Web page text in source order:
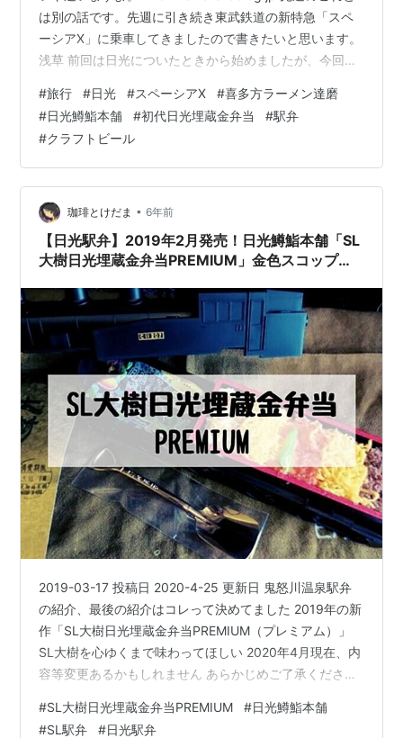
は別の話です。先週に引き続き東武鉄道の新特急「スペ
ーシアX」に乗車してきましたので書きたいと思います。
浅草 前回は日光についたときから始めましたが、今回は
してるから。 7:50に浅草駅から乗車。 先週はスタンダー
ドシートでしたが今回はプレミアムシートです。 スタン
ダードシートは１両で２列２列の座席配置でしたが、プ
レミアムシートは２列１列の配置です。座席もリクライ
ニングしても後ろの座席に影響しないバックシェル式、
かつ電動…
#旅行 #日光 #スペーシアX #喜多方ラーメン達磨
#日光鱒鮨本舗 #初代日光埋蔵金弁当 #駅弁
#クラフトビール
珈琲とけだま • 6年前
【日光駅弁】2019年2月発売！日光鱒鮨本舗「SL
大樹日光埋蔵金弁当PREMIUM」金色スコップス
2019-03-17 投稿日 2020-4-25 更新日 鬼怒川温泉駅弁
の紹介、最後の紹介はコレって決めてました 2019年の新
作「SL大樹日光埋蔵金弁当PREMIUM（プレミアム）」
SL大樹を心ゆくまで味わってほしい 2020年4月現在、内
容等変更あるかもしれません あらかじめご了承ください
宿駅から特急で約2時間 2019年3月16日からJR特急の車
#SL大樹日光埋蔵金弁当PREMIUM #日光鱒鮨本舗
#SL駅弁 #日光駅弁